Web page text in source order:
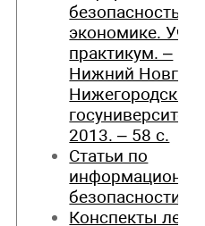
безопасность в
экономике.
практикум. –
Нижний
Нижегородский
госуниверситет,
2013. – 58 с.
Статьи по
безопасности
Конспекты